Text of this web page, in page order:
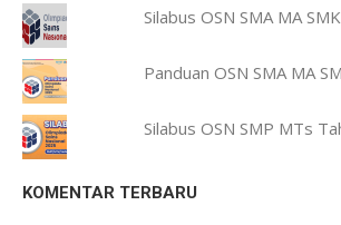
Silabus OSN SMA MA
Panduan OSN SMA MA
Silabus OSN SMP MTs
KOMENTAR TERBARU